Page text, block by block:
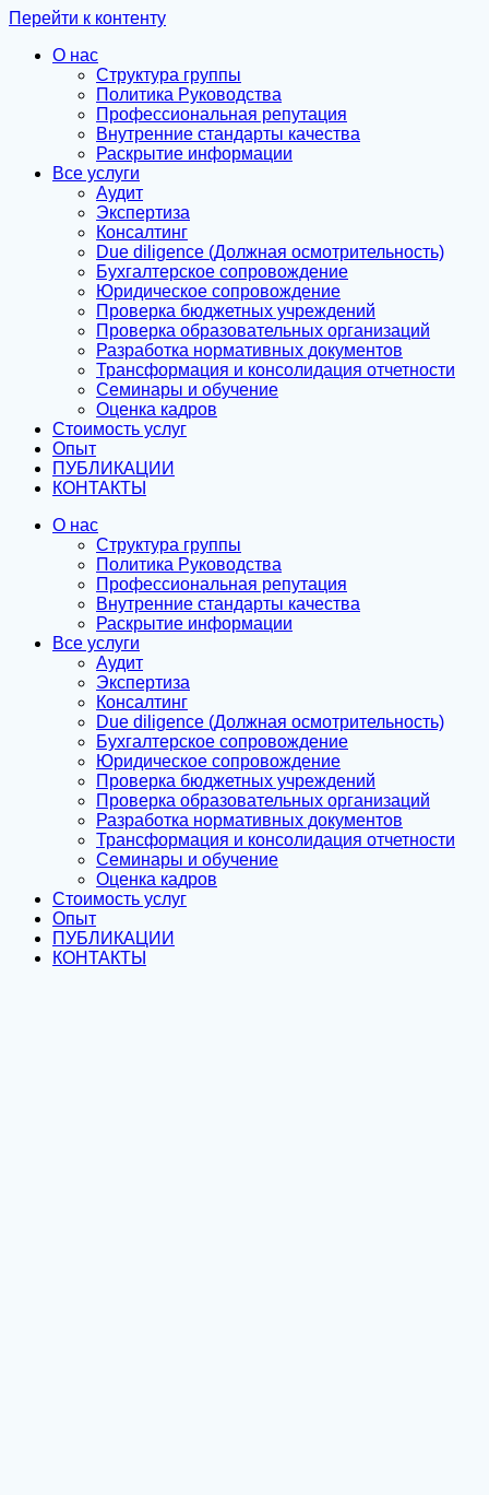
Перейти к контенту
О нас
Структура группы
Политика Руководства
Профессиональная репутация
Внутренние стандарты качества
Раскрытие информации
Все услуги
Аудит
Экспертиза
Консалтинг
Due diligence (Должная осмотрительность)
Бухгалтерское сопровождение
Юридическое сопровождение
Проверка бюджетных учреждений
Проверка образовательных организаций
Разработка нормативных документов
Трансформация и консолидация отчетности
Семинары и обучение
Оценка кадров
Стоимость услуг
Опыт
ПУБЛИКАЦИИ
КОНТАКТЫ
О нас
Структура группы
Политика Руководства
Профессиональная репутация
Внутренние стандарты качества
Раскрытие информации
Все услуги
Аудит
Экспертиза
Консалтинг
Due diligence (Должная осмотрительность)
Бухгалтерское сопровождение
Юридическое сопровождение
Проверка бюджетных учреждений
Проверка образовательных организаций
Разработка нормативных документов
Трансформация и консолидация отчетности
Семинары и обучение
Оценка кадров
Стоимость услуг
Опыт
ПУБЛИКАЦИИ
КОНТАКТЫ